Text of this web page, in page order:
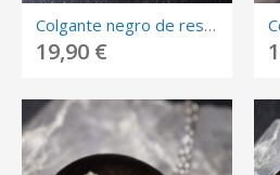
Colgante negro de resina con margarita.
19,90 €